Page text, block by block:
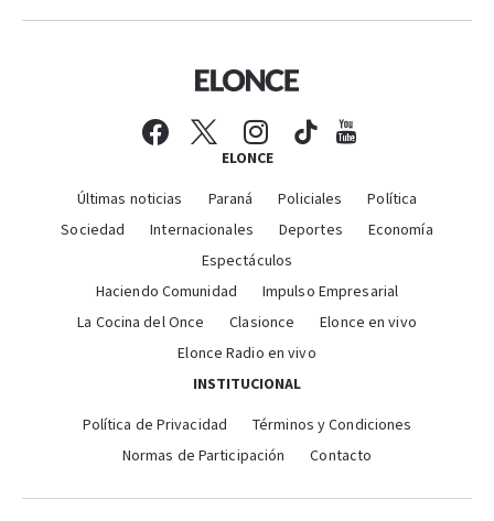
ELONCE
Últimas noticias Paraná Policiales
Política
Sociedad
Internacionales Deportes
Economía
Espectáculos
Haciendo Comunidad
Impulso Empresarial
La Cocina del Once
Clasionce
Elonce en vivo
Elonce Radio en vivo
INSTITUCIONAL
Política de Privacidad
Términos y Condiciones
Normas de Participación
Contacto